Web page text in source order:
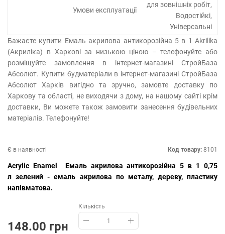
Умови експлуатації
для зовнішніх робіт,
Водостійкі,
Універсальні
Бажаєте купити Емаль акрилова антикорозійна 5 в 1 Akrilika
(Акриліка) в Харкові за низькою ціною – телефонуйте або
розміщуйте замовлення в інтернет-магазині СтройБаза
Абсолют. Купити будматеріали в інтернет-магазині СтройБаза
Абсолют Харків вигідно та зручно, замовте доставку по
Харкову та області, не виходячи з дому, на нашому сайті крім
доставки, Ви можете також замовити занесення будівельних
матеріалів. Телефонуйте!
Є в наявності Код товару: 8101
Acrylic Enamel Емаль акрилова антикорозійна 5 в 1 0,75
л зелений - емаль акрилова по металу, дереву, пластику
напівматова.
148.00 грн
Кількість